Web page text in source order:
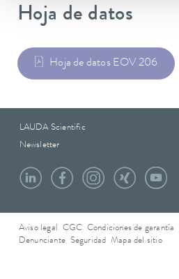
Hoja de datos
Hoja de datos EOV 206
LAUDA Scientific
Newsletter
Aviso legal CGC Condiciones de garantía
Denunciante Seguridad Mapa del sitio